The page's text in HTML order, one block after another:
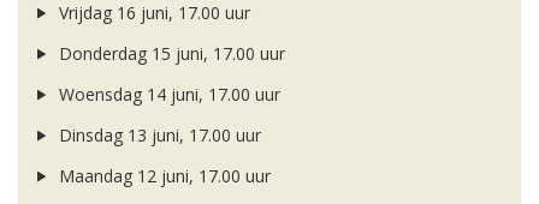
Vrijdag 16 juni, 17.00 uur
Donderdag 15 juni, 17.00 uur
Woensdag 14 juni, 17.00 uur
Dinsdag 13 juni, 17.00 uur
Maandag 12 juni, 17.00 uur